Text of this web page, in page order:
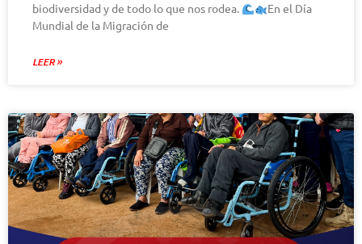
biodiversidad y de todo lo que nos rodea.
En el Día
Mundial de la Migración de
LEER »